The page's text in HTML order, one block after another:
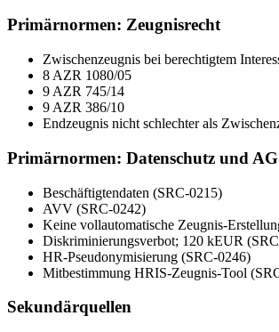
Primärnormen: Zeugnisrecht
Zwischenzeugnis bei berechtigtem
8 AZR 1080/05
9 AZR 745/14
9 AZR 386/10
Endzeugnis nicht schlechter als
Primärnormen: Datenschutz und
Beschäftigtendaten (SRC-0215)
AVV (SRC-0242)
Keine vollautomatische Zeugnis-
Diskriminierungsverbot; 120 kEUR
HR-Pseudonymisierung (SRC-0246)
Mitbestimmung HRIS-Zeugnis-Tool
Sekundärquellen